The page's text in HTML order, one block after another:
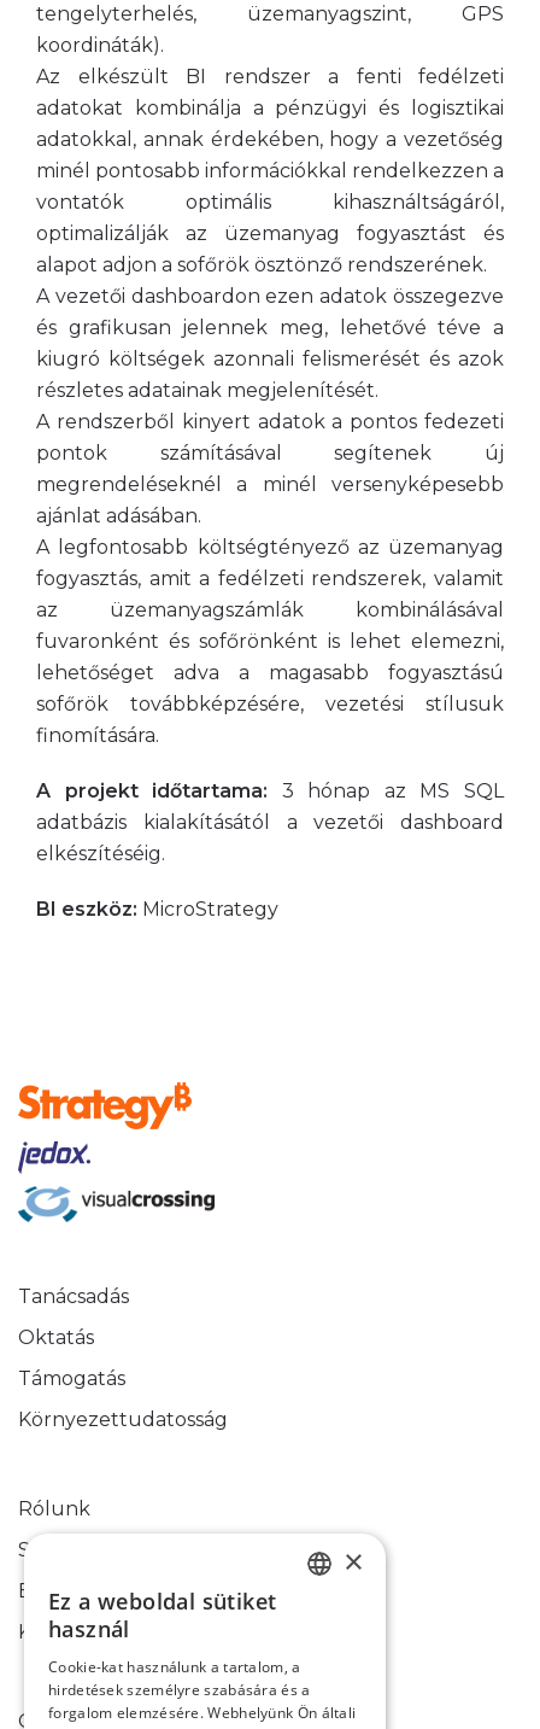
tengelyterhelés, üzemanyagszint, GPS
koordináták).
Az elkészült BI rendszer a fenti fedélzeti
adatokat kombinálja a pénzügyi és logisztikai
adatokkal, annak érdekében, hogy a vezetőség
minél pontosabb információkkal rendelkezzen a
vontatók optimális kihasználtságáról,
optimalizálják az üzemanyag fogyasztást és
alapot adjon a sofőrök ösztönző rendszerének.
A vezetői dashboardon ezen adatok összegezve
és grafikusan jelennek meg, lehetővé téve a
kiugró költségek azonnali felismerését és azok
részletes adatainak megjelenítését.
A rendszerből kinyert adatok a pontos fedezeti
pontok számításával segítenek új
megrendeléseknél a minél versenyképesebb
ajánlat adásában.
A legfontosabb költségtényező az üzemanyag
fogyasztás, amit a fedélzeti rendszerek, valamit
az üzemanyagszámlák kombinálásával
fuvaronként és sofőrönként is lehet elemezni,
lehetőséget adva a magasabb fogyasztású
sofőrök továbbképzésére, vezetési stílusuk
finomítására.
A projekt időtartama: 3 hónap az MS SQL
adatbázis kialakításától a vezetői dashboard
elkészítéséig.
BI eszköz: MicroStrategy
Tanácsadás
Oktatás
Támogatás
Környezettudatosság
Rólunk
Sikertörténetek
Blog
Kapcsolati űrlap
Cookie-k használata
×
Ez a weboldal sütiket
használ
Cookie-kat használunk a tartalom, a
hirdetések személyre szabására és a
forgalom elemzésére. Webhelyünk Ön általi